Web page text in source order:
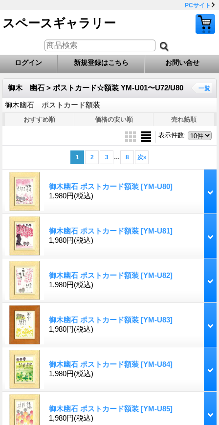
PCサイト
スペースギャラリー
ログイン 新規登録はこちら お問い合せ
御木 幽石 > ポストカード☆額装 YM-U01〜U72/U80
御木幽石 ポストカード額装
一覧
おすすめ順 価格の安い順 売れ筋順
表示件数:
1 2 3 ... 8 次»
御木幽石 ポストカード額装 [YM-U80]
1,980円(税込)
御木幽石 ポストカード額装 [YM-U81]
1,980円(税込)
御木幽石 ポストカード額装 [YM-U82]
1,980円(税込)
御木幽石 ポストカード額装 [YM-U83]
1,980円(税込)
御木幽石 ポストカード額装 [YM-U84]
1,980円(税込)
御木幽石 ポストカード額装 [YM-U85]
1,980円(税込)